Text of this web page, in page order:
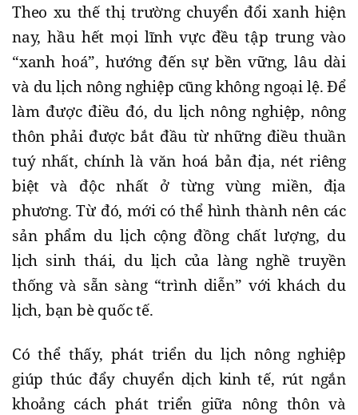
Theo xu thế thị trường chuyển đổi xanh hiện
nay, hầu hết mọi lĩnh vực đều tập trung vào
“xanh hoá”, hướng đến sự bền vững, lâu dài
và du lịch nông nghiệp cũng không ngoại lệ. Để
làm được điều đó, du lịch nông nghiệp, nông
thôn phải được bắt đầu từ những điều thuần
tuý nhất, chính là văn hoá bản địa, nét riêng
biệt và độc nhất ở từng vùng miền, địa
phương. Từ đó, mới có thể hình thành nên các
sản phẩm du lịch cộng đồng chất lượng, du
lịch sinh thái, du lịch của làng nghề truyền
thống và sẵn sàng “trình diễn” với khách du
lịch, bạn bè quốc tế.
Có thể thấy, phát triển du lịch nông nghiệp
giúp thúc đẩy chuyển dịch kinh tế, rút ngắn
khoảng cách phát triển giữa nông thôn và